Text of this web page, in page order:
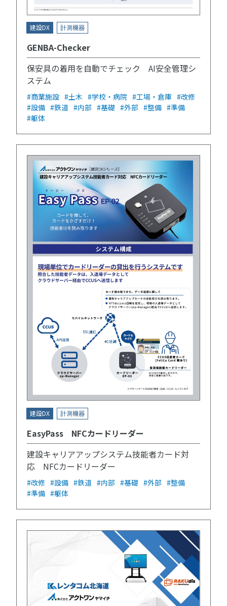
建設DX 計測機器
GENBA-Checker
保安具の着用を自動でチェック AI安全管理シ
ステム
#商業施設 #土木 #学校・病院 #工場・倉庫 #改修
#設備 #鉄道 #内部 #基礎 #外部 #整備 #準備
#躯体
建設DX 計測機器
EasyPass NFCカードリーダー
建設キャリアアップシステム技能者カード対
応 NFCカードリーダー
#改修 #設備 #鉄道 #内部 #基礎 #外部 #整備
#準備 #躯体